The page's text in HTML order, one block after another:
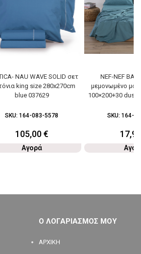
NAU WAVE SOLID σετ
king size 280x270cm
blue 037629
SKU: 164-083-5578
105,00€
Αγορά
NEF-NEF
μεμονωμένο
100×200+30
SKU: 164-
Ο ΛΟΓΑΡΙΑΣΜΟΣ ΜΟΥ
ΑΡΧΙΚΗ